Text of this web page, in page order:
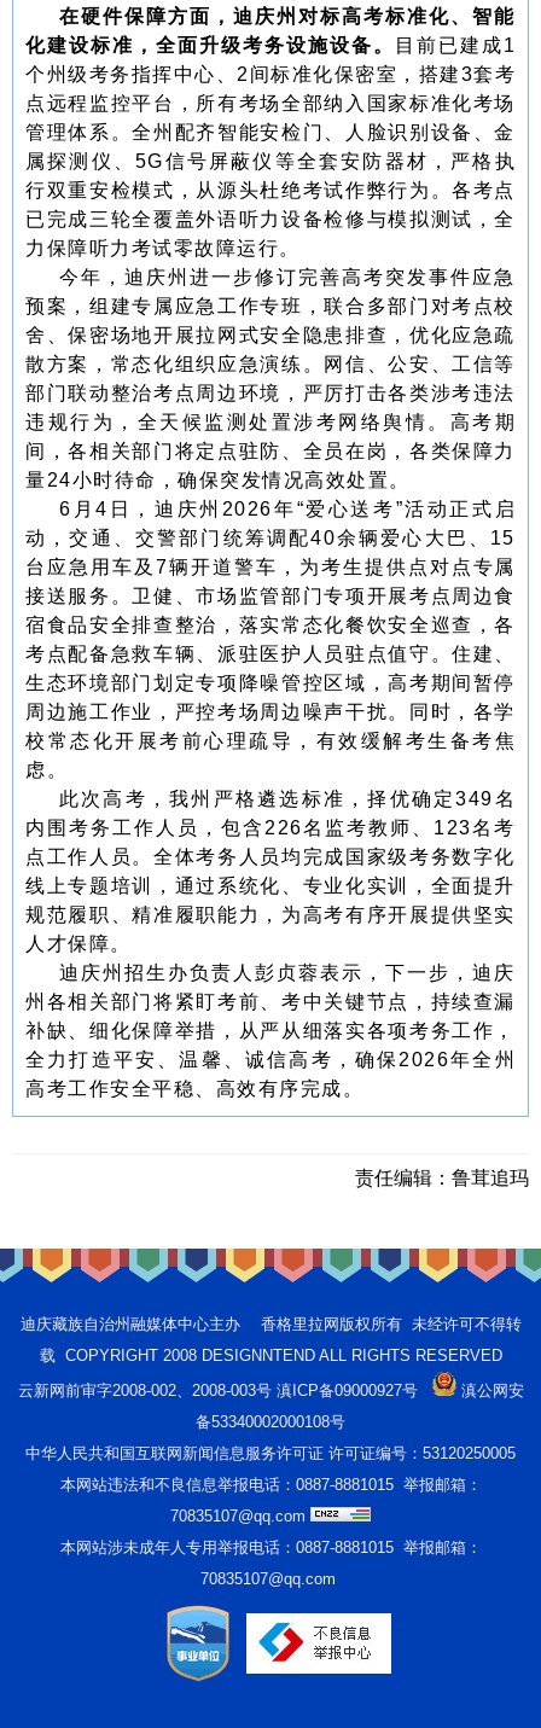
在硬件保障方面，迪庆州对标高考标准化、智能
化建设标准，全面升级考务设施设备。
目前已建成1
个州级考务指挥中心、2间标准化保密室，搭建3套考
点远程监控平台，所有考场全部纳入国家标准化考场
管理体系。全州配齐智能安检门、人脸识别设备、金
属探测仪、5G信号屏蔽仪等全套安防器材，严格执
行双重安检模式，从源头杜绝考试作弊行为。各考点
已完成三轮全覆盖外语听力设备检修与模拟测试，全
力保障听力考试零故障运行。
今年，迪庆州进一步修订完善高考突发事件应急
预案，组建专属应急工作专班，联合多部门对考点校
舍、保密场地开展拉网式安全隐患排查，优化应急疏
散方案，常态化组织应急演练。网信、公安、工信等
部门联动整治考点周边环境，严厉打击各类涉考违法
违规行为，全天候监测处置涉考网络舆情。高考期
间，各相关部门将定点驻防、全员在岗，各类保障力
量24小时待命，确保突发情况高效处置。
6月4日，迪庆州2026年“爱心送考”活动正式启
动，交通、交警部门统筹调配40余辆爱心大巴、15
台应急用车及7辆开道警车，为考生提供点对点专属
接送服务。卫健、市场监管部门专项开展考点周边食
宿食品安全排查整治，落实常态化餐饮安全巡查，各
考点配备急救车辆、派驻医护人员驻点值守。住建、
生态环境部门划定专项降噪管控区域，高考期间暂停
周边施工作业，严控考场周边噪声干扰。同时，各学
校常态化开展考前心理疏导，有效缓解考生备考焦
虑。
此次高考，我州严格遴选标准，择优确定349名
内围考务工作人员，包含226名监考教师、123名考
点工作人员。全体考务人员均完成国家级考务数字化
线上专题培训，通过系统化、专业化实训，全面提升
规范履职、精准履职能力，为高考有序开展提供坚实
人才保障。
迪庆州招生办负责人彭贞蓉表示，下一步，迪庆
州各相关部门将紧盯考前、考中关键节点，持续查漏
补缺、细化保障举措，从严从细落实各项考务工作，
全力打造平安、温馨、诚信高考，确保2026年全州
高考工作安全平稳、高效有序完成。
责任编辑： 鲁茸追玛
迪庆藏族自治州融媒体中心主办 香格里拉网版权所有 未经许可不得转
载 COPYRIGHT 2008 DESIGNNTEND ALL RIGHTS RESERVED
云新网前审字2008-002、2008-003号 滇ICP备09000927号
滇公网安
备53340002000108号
中华人民共和国互联网新闻信息服务许可证 许可证编号：53120250005
本网站违法和不良信息举报电话：0887-8881015 举报邮箱：
70835107@qq.com
本网站涉未成年人专用举报电话：0887-8881015 举报邮箱：
70835107@qq.com